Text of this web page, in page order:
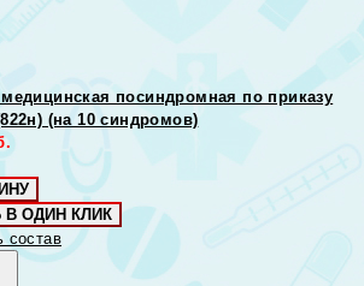
посиндромная по приказу
(на 10 синдромов)
В ОДИН КЛИК
состав